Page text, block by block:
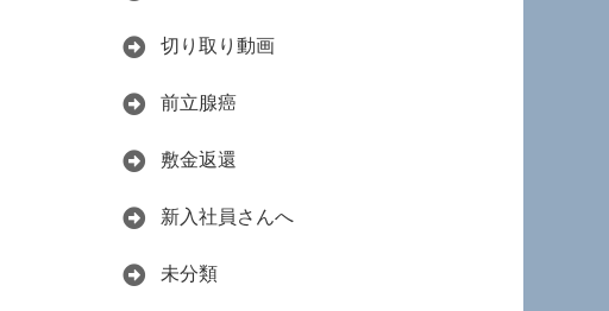
切り取り動画
前立腺癌
敷金返還
新入社員さんへ
未分類